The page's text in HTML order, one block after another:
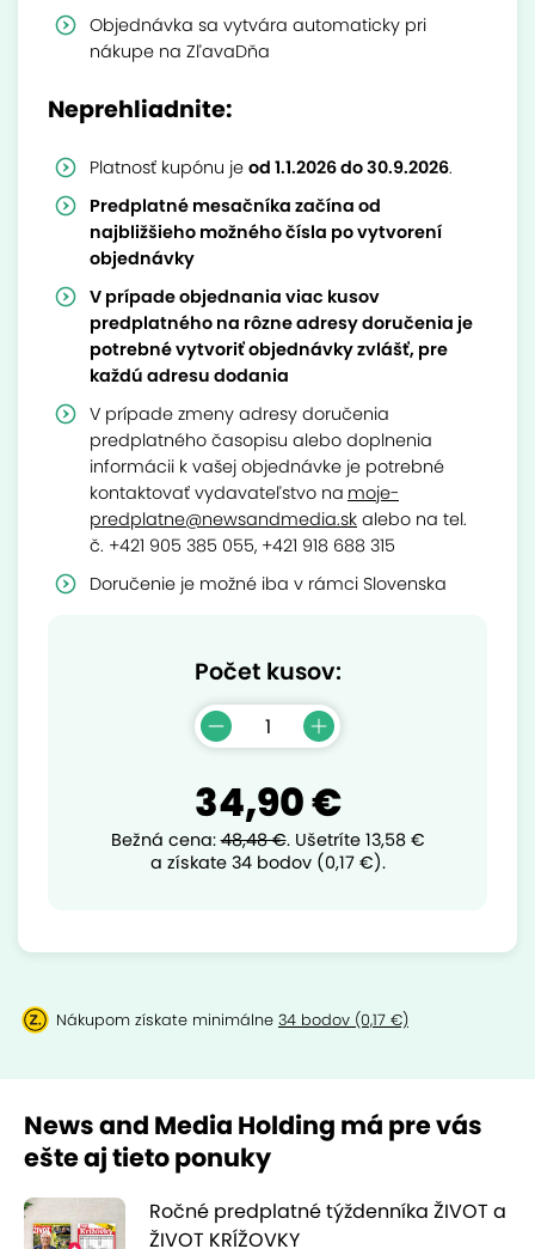
Objednávka sa vytvára automaticky pri
nákupe na ZľavaDňa
Neprehliadnite:
Platnosť kupónu je od 1.1.2026 do 30.9.2026.
Predplatné mesačníka začína od
najbližšieho možného čísla po vytvorení
objednávky
V prípade objednania viac kusov
predplatného na rôzne adresy doručenia je
potrebné vytvoriť objednávky zvlášť, pre
každú adresu dodania
V prípade zmeny adresy doručenia
predplatného časopisu alebo doplnenia
informácii k vašej objednávke je potrebné
kontaktovať vydavateľstvo na moje-
predplatne@newsandmedia.sk alebo na tel.
č. +421 905 385 055, +421 918 688 315
Doručenie je možné iba v rámci Slovenska
Počet kusov:
34,90 €
Bežná cena:48,48 €. Ušetríte 13,58 €
a získate 34 bodov (0,17 €).
Nákupom získate minimálne 34 bodov (0,17 €)
News and Media Holding má pre vás
ešte aj tieto ponuky
Ročné predplatné týždenníka ŽIVOT a
ŽIVOT KRÍŽOVKY